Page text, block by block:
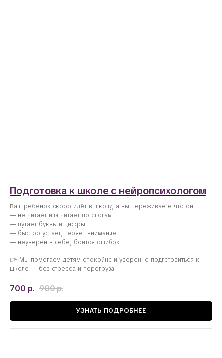
Подготовка к школе с нейропсихологом
Ваш ребёнок скоро идёт в школу, а вы переживаете что он:
— не читает или читает по слогам
— путает буквы и цифры
— быстро устаёт, теряет внимание
— неуверен в себе, боится ошибок
👉 Мы помогаем детям спокойно и уверенно подготовиться к
школе — без стресса и перегруза.
700 р. 900р.
УЗНАТЬ ПОДРОБНЕЕ